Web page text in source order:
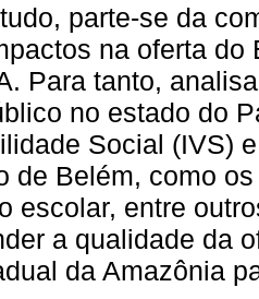
parte-se da
na oferta
Para tanto,
no estado do
Social (IVS)
de Belém, como
escolar, entre
a qualidade da
da Amazônia